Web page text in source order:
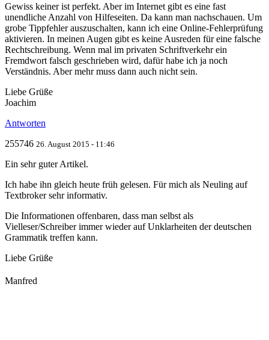
Gewiss keiner ist perfekt. Aber im Internet gibt es eine fast
unendliche Anzahl von Hilfeseiten. Da kann man nachschauen. Um
grobe Tippfehler auszuschalten, kann ich eine Online-Fehlerprüfung
aktivieren. In meinen Augen gibt es keine Ausreden für eine falsche
Rechtschreibung. Wenn mal im privaten Schriftverkehr ein
Fremdwort falsch geschrieben wird, dafür habe ich ja noch
Verständnis. Aber mehr muss dann auch nicht sein.
Liebe Grüße
Joachim
Antworten
255746 26. August 2015 - 11:46
Ein sehr guter Artikel.
Ich habe ihn gleich heute früh gelesen. Für mich als Neuling auf
Textbroker sehr informativ.
Die Informationen offenbaren, dass man selbst als
Vielleser/Schreiber immer wieder auf Unklarheiten der deutschen
Grammatik treffen kann.
Liebe Grüße
Manfred